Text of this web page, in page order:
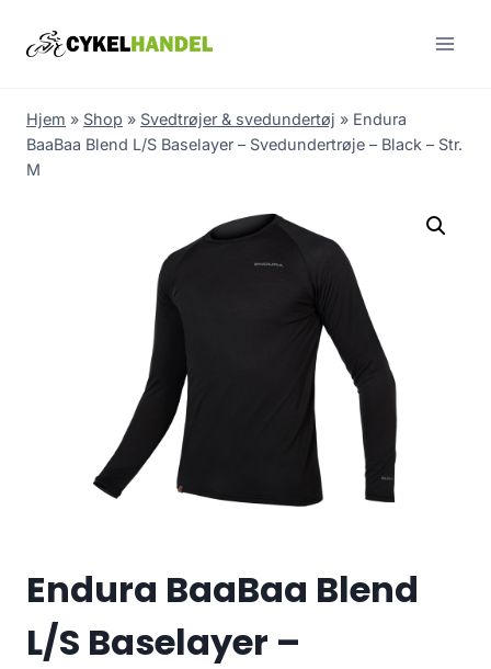
Hjem » Shop » Svedtrøjer & svedundertøj » Endura
BaaBaa Blend L/S Baselayer – Svedundertrøje – Black – Str.
M
Endura BaaBaa Blend
L/S Baselayer –